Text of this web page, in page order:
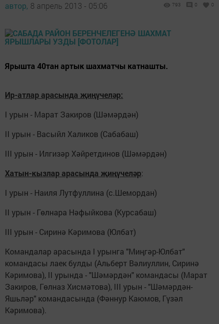
автор, 8 апрель 2013 - 05:06 793 0 0
Ярышта 40тан артык шахматчы катнашты.
Ир-атлар арасында җиңүчеләр:
I урын - Марат Закиров (Шәмәрдән)
II урын - Васыйл Халиков (Сабабаш)
III урын - Илгизәр Хәйретдинов (Шәмәрдән)
Хатын-кызлар арасында җиңүчеләр:
I урын - Наиля Лутфуллина (с.Шемордан)
II урын - Гөлнара Нәфыйкова (Курсабаш)
III урын - Сиринә Кәримова (Юлбат)
Командалар арасында I урынга "Миңгәр-Юлбат"
командасы лаек булды (Альберт Вәлиуллин, Сиринә
Кәримова), II урында - "Шәмәрдән" командасы (Марат
Закиров, Гөлназ Хисмәтова), III урын - "Шәмәрдән-
Яшьләр" командасында (Фәннур Каюмов, Гүзәл
Кәримова).